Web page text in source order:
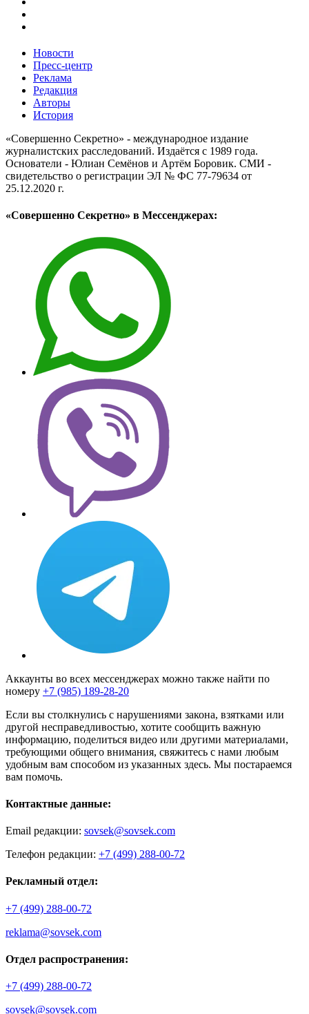
Новости
Пресс-центр
Реклама
Редакция
Авторы
История
«Совершенно Секретно» - международное издание
журналистских расследований. Издаётся с 1989 года.
Основатели - Юлиан Семёнов и Артём Боровик. CМИ -
свидетельство о регистрации ЭЛ № ФС 77-79634 от
25.12.2020 г.
«Совершенно Секретно» в Мессенджерах:
Аккаунты во всех мессенджерах можно также найти по
номеру +7 (985) 189-28-20
Если вы столкнулись с нарушениями закона, взятками или
другой несправедливостью, хотите сообщить важную
информацию, поделиться видео или другими материалами,
требующими общего внимания, свяжитесь с нами любым
удобным вам способом из указанных здесь. Мы постараемся
вам помочь.
Контактные данные:
Email редакции: sovsek@sovsek.com
Телефон редакции: +7 (499) 288-00-72
Рекламный отдел:
+7 (499) 288-00-72
reklama@sovsek.com
Отдел распространения:
+7 (499) 288-00-72
sovsek@sovsek.com